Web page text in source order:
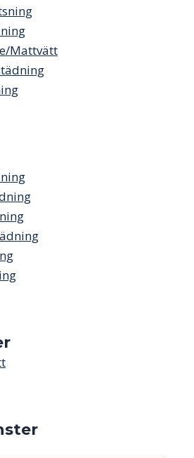
Mattvätt